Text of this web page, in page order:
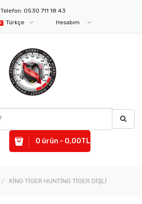
Telefon: 0530 711 18 43
Türkçe Hesabım
0 ürün - 0,00TL
KİNG TİGER HUNTİNG TİGER DİŞLİ